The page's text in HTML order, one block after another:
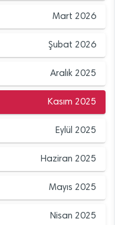
Mart 2026
Şubat 2026
Aralık 2025
Kasım 2025
Eylül 2025
Haziran 2025
Mayıs 2025
Nisan 2025